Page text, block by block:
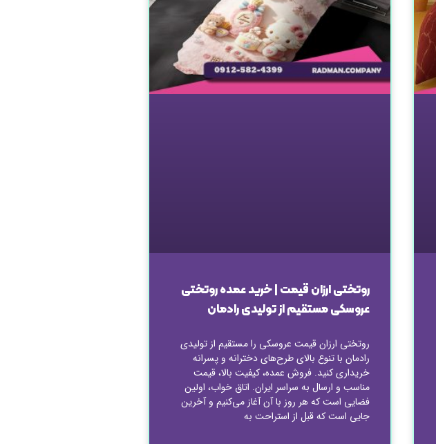
روتختی ارزان قیمت | خرید عمده روتختی
عروسکی مستقیم از تولیدی رادمان
روتختی ارزان قیمت عروسکی را مستقیم از تولیدی
رادمان با تنوع بالای طرح‌های دخترانه و پسرانه
خریداری کنید. فروش عمده، کیفیت بالا، قیمت
مناسب و ارسال به سراسر ایران. اتاق خواب، اولین
فضایی است که هر روز با آن آغاز می‌کنیم و آخرین
جایی است که قبل از استراحت به